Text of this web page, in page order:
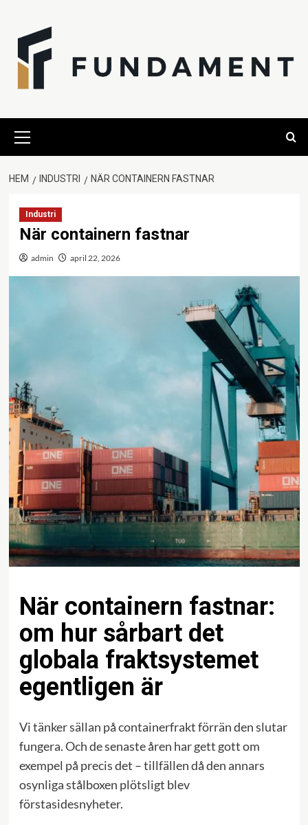
innehåll
meny
HEM INDUSTRI NÄR CONTAINERN FASTNAR
Industri
När containern fastnar
admin april 22, 2026
När containern fastnar:
om hur sårbart det
globala fraktsystemet
egentligen är
Vi tänker sällan på containerfrakt förrän den slutar
fungera. Och de senaste åren har gett gott om
exempel på precis det – tillfällen då den annars
osynliga stålboxen plötsligt blev
förstasidesnyheter.